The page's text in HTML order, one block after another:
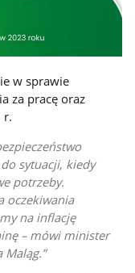
w sprawie
za pracę oraz
r.
sytuacji, kiedy
potrzeby.
oczekiwania
na inflację
– mówi minister
Maląg.